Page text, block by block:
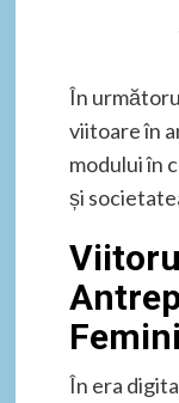
În
viitoare în
modului în
și
În era